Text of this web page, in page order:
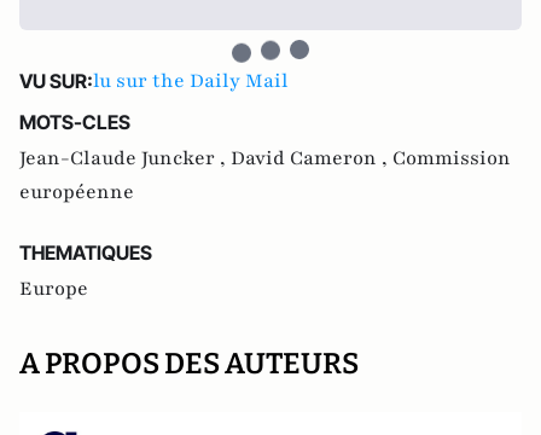
VU SUR:lu sur the Daily Mail
MOTS-CLES
Jean-Claude Juncker , David Cameron , Commission
européenne
THEMATIQUES
Europe
A PROPOS DES AUTEURS